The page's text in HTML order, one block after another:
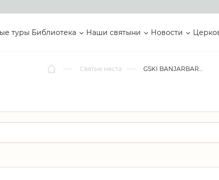
туры Библиотека Наши святыни Новости
Святые места GSKI BANJARBARU